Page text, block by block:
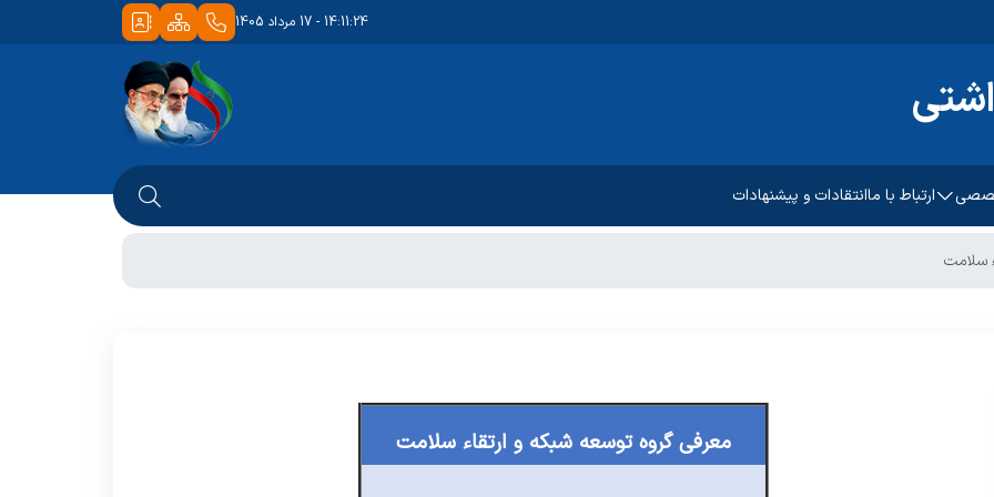
14:11:24 - 17 مرداد 1405
ارتباط با ماانتقادات و پیشنهادات
سلامت
معرفی گروه توسعه شبکه و ارتقاء سلامت